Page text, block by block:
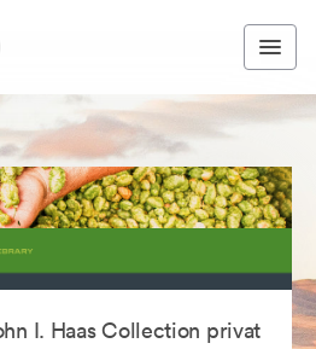
I. Haas Collection privat